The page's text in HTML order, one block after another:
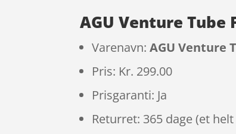
AGU Venture Tube
Varenavn:AGU Venture
Pris: Kr. 299.00
Prisgaranti: Ja
Returret: 365 dage (et helt